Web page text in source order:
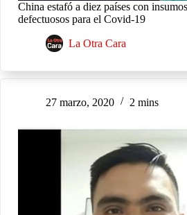
China estafó a diez países con
defectuosos para el Covid-19
La Otra Cara
27 marzo, 2020 2 mins